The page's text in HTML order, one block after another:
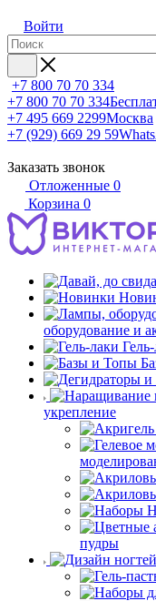
Войти
+7 800 70 70 334
+7 800 70 70 334
+7 495 669 2299Москва
+7 (929) 669 29 59
Заказать звонок
Отложенные 0
Корзина 0
оборудование и
укрепление
пудры